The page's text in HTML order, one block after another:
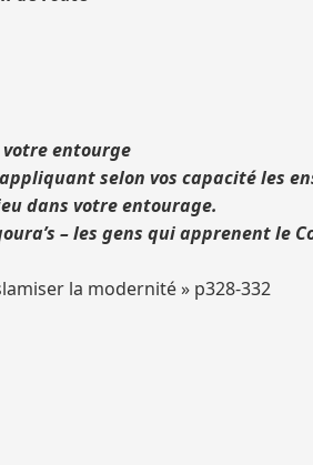
votre entourge
selon vos capacité les
dans votre entourage.
– les gens qui apprenent le
la modernité » p328-332